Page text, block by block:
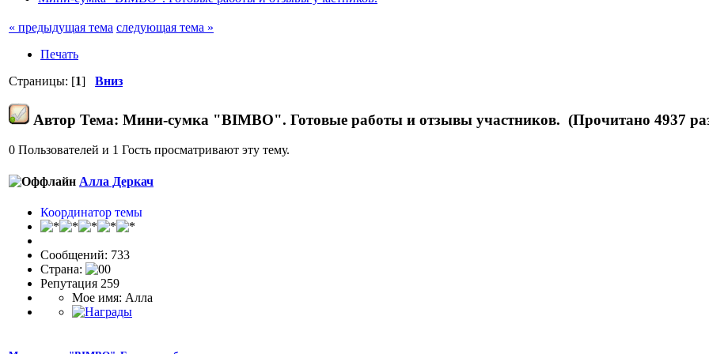
« предыдущая тема следующая тема »
Печать
Страницы: [1] Вниз
Автор Тема: Мини-сумка "BIMBO". Готовые работы и отзывы участников. (Прочитано 4937
0 Пользователей и 1 Гость просматривают эту тему.
Алла Деркач
Координатор темы
Сообщений: 733
Страна:
Репутация 259
Мое имя: Алла